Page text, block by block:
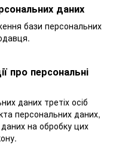
даних
бази персональних
про персональні
даних третіх осіб
персональних даних,
на обробку цих